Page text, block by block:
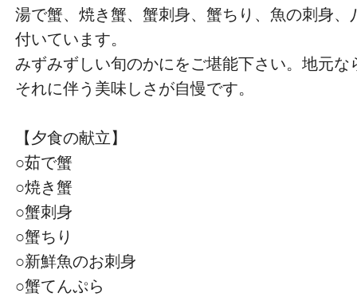
湯で蟹、焼き蟹、蟹刺身、蟹ちり、魚の刺身、
付いています。
みずみずしい旬のかにをご堪能下さい。地元な
それに伴う美味しさが自慢です。
【夕食の献立】
○茹で蟹
○焼き蟹
○蟹刺身
○蟹ちり
○新鮮魚のお刺身
○蟹てんぷら